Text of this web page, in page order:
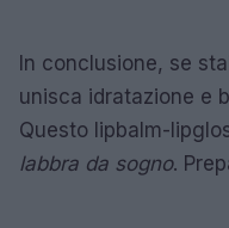
In conclusione, se
unisca idratazione e
Questo lipbalm-
labbra da sogno.